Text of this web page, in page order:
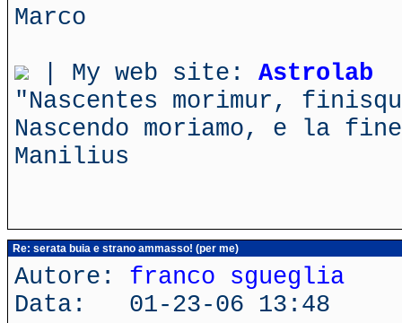
Marco
| My web site: Astrolab
"Nascentes morimur,
Nascendo moriamo, e la
Manilius
Re: serata buia e strano ammasso! (per me)
Autore: franco sgueglia
Data: 01-23-06 13:48